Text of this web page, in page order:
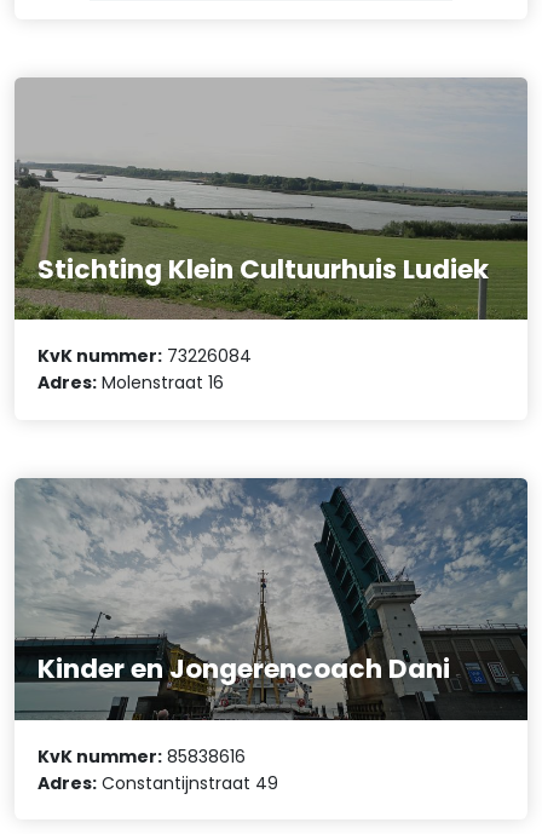
Stichting Klein Cultuurhuis Ludiek
KvK nummer: 73226084
Adres: Molenstraat 16
Kinder en Jongerencoach Dani
KvK nummer: 85838616
Adres: Constantijnstraat 49